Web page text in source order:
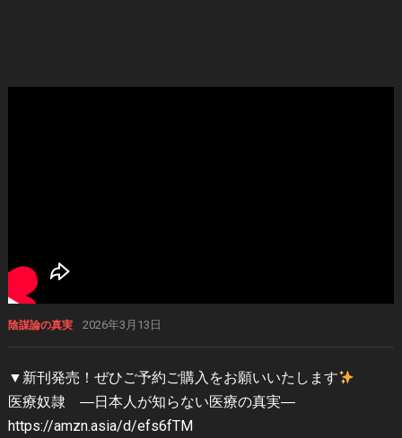
陰謀論の真実 2026年3月13日
▼新刊発売！ぜひご予約ご購入をお願いいたします
医療奴隷 ―日本人が知らない医療の真実―
https://amzn.asia/d/efs6fTM